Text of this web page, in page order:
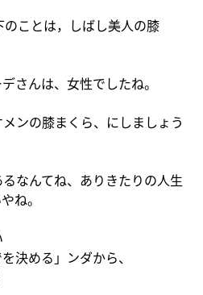
ことは，しばし美人の膝
さんは、女性でしたね。
ンの膝まくら、にしましょう
なんてね、ありきたりの人生
ね。
決める」ンダから、